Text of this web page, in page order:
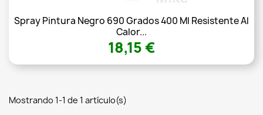
Spray Pintura Negro 690 Grados 400 Ml Resistente Al
Calor...
18,15 €
Mostrando 1-1 de 1 artículo(s)